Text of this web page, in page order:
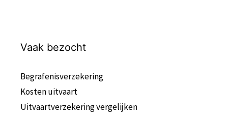
Vaak bezocht
Begrafenisverzekering
Kosten uitvaart
Uitvaartverzekering vergelijken